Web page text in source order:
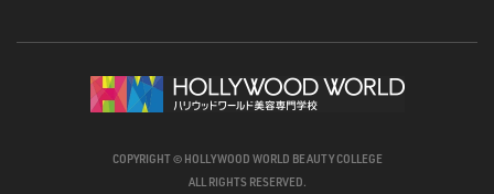
COPYRIGHT © HOLLYWOOD WORLD BEAUTY COLLEGE
ALL RIGHTS RESERVED.